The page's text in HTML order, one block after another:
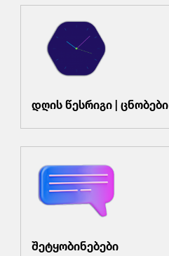
დღის წესრიგი | ცნობები
შეტყობინებები